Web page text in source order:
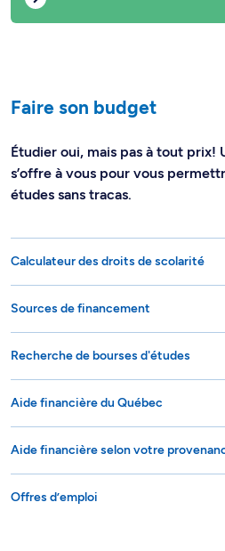
Faire son budget
Étudier oui, mais pas à tout prix!
s’offre à vous pour vous
études sans tracas.
Calculateur des droits de scolarité
Sources de financement
Recherche de bourses d'études
Aide financière du Québec
Aide financière selon votre
Offres d’emploi